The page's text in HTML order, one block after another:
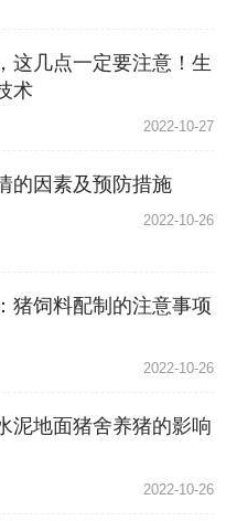
这几点一定要注意！生
术
2022-10-27
的因素及预防措施
2022-10-26
猪饲料配制的注意事项
2022-10-26
泥地面猪舍养猪的影响
2022-10-26